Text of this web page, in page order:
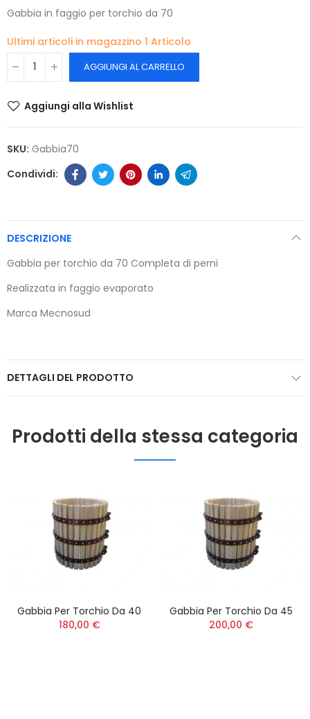
Gabbia in faggio per torchio da 70
Ultimi articoli in magazzino 1 Articolo
AGGIUNGI AL CARRELLO
Aggiungi alla Wishlist
SKU: Gabbia70
DESCRIZIONE
Gabbia per torchio da 70 Completa di perni
Realizzata in faggio evaporato
Marca Mecnosud
DETTAGLI DEL PRODOTTO
Prodotti della stessa categoria
Gabbia Per Torchio Da 40
180,00 €
Gabbia Per Torchio Da 45
200,00 €